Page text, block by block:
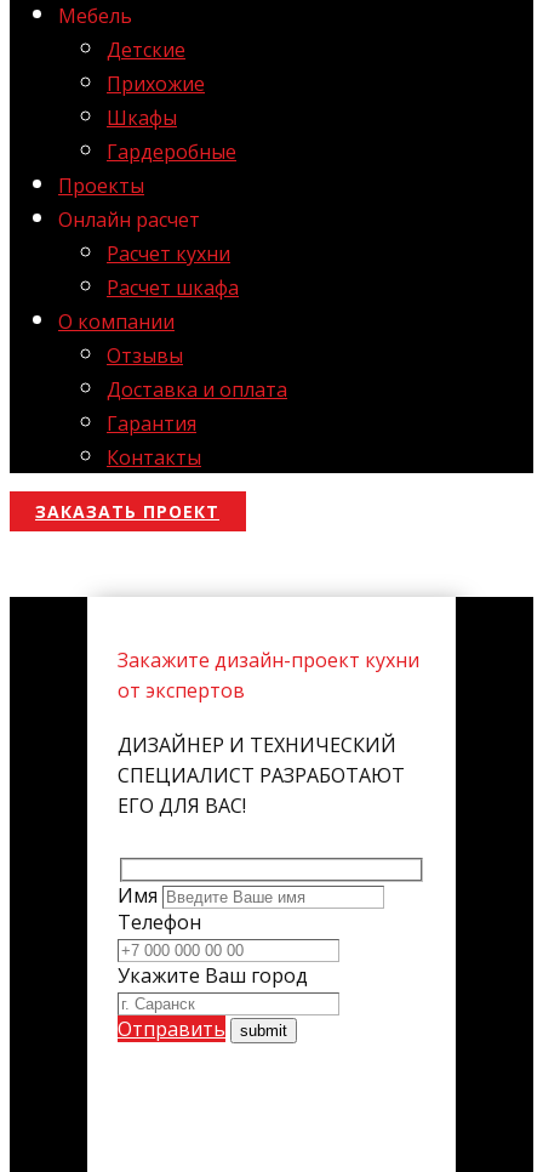
Мебель
Детские
Прихожие
Шкафы
Гардеробные
Проекты
Онлайн расчет
Расчет кухни
Расчет шкафа
О компании
Отзывы
Доставка и оплата
Гарантия
Контакты
ЗАКАЗАТЬ ПРОЕКТ
Закажите дизайн-проект кухни
от экспертов
ДИЗАЙНЕР И ТЕХНИЧЕСКИЙ
СПЕЦИАЛИСТ РАЗРАБОТАЮТ
ЕГО ДЛЯ ВАС!
Имя
Телефон
Укажите Ваш город
Отправить